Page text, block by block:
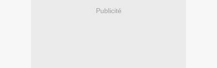
Publicité